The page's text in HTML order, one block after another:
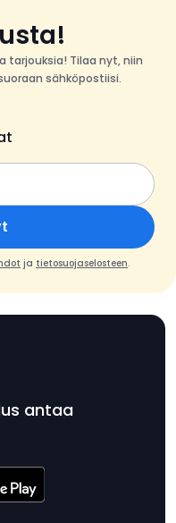
tarjouksia! Tilaa nyt, niin
sähköpostiisi.
ja tietosuojaselosteen.
antaa